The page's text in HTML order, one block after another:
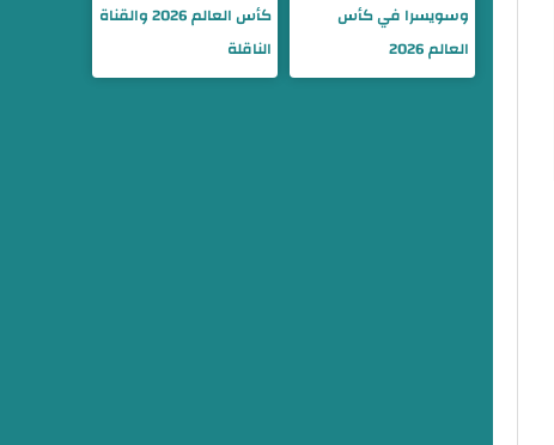
وسويسرا في كأس
العالم 2026
كأس العالم 2026 والقناة
الناقلة